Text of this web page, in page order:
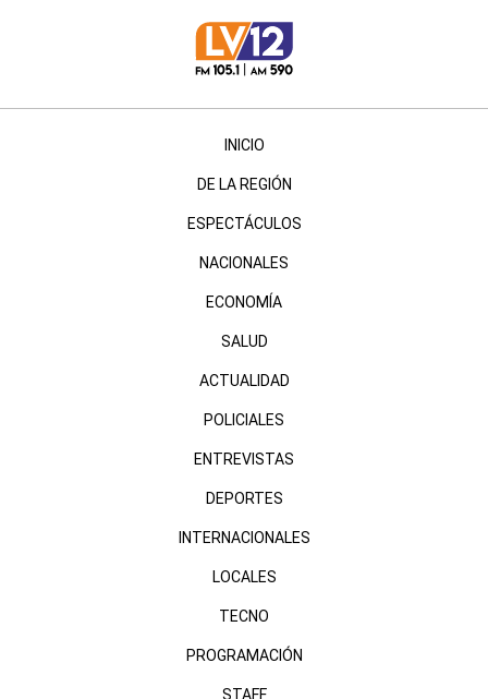
INICIO
DE LA REGIÓN
ESPECTÁCULOS
NACIONALES
ECONOMÍA
SALUD
ACTUALIDAD
POLICIALES
ENTREVISTAS
DEPORTES
INTERNACIONALES
LOCALES
TECNO
PROGRAMACIÓN
STAFF